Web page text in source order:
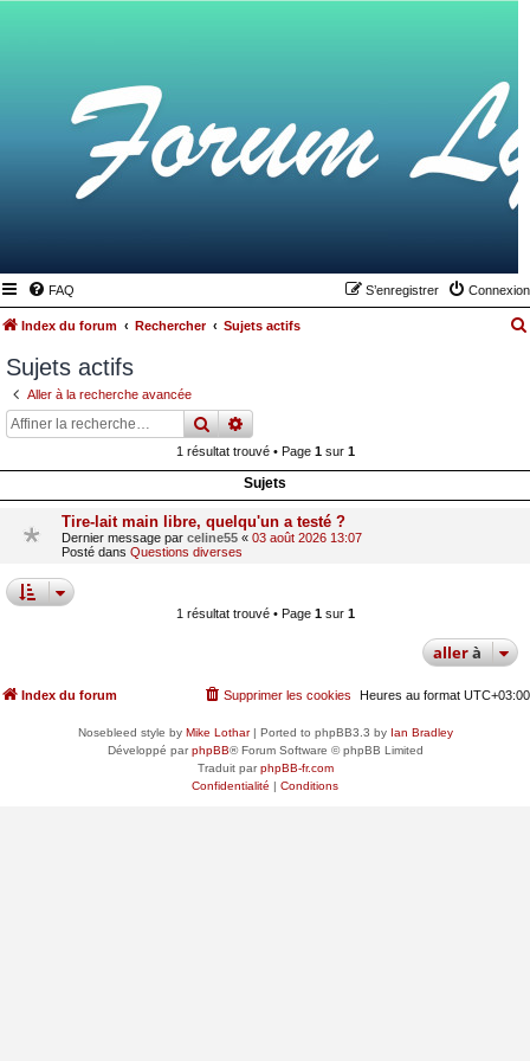
FAQ Connexion
S’enregistrer
Index du forum Rechercher Sujets actifs
Sujets actifs
Aller à la recherche avancée
rechercher
recherche
1 résultat trouvé • Page 1sur 1
Sujets
Tire-lait main libre, quelqu'un a testé ?
Dernier message par celine55 « 03 août 2026 13:07
Posté dans Questions diverses
1 résultat trouvé • Page 1sur 1
allerà
Index du forum Heures au format UTC+03:00
Supprimer les cookies
Nosebleed style by Mike Lothar| Ported to phpBB3.3 by Ian Bradley
Développé parphpBB® Forum Software © phpBB Limited
Traduit parphpBB-fr.com
Confidentialité | Conditions